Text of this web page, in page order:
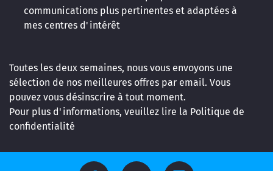
communications plus pertinentes et adaptées à
mes centres d'intérêt
Toutes les deux semaines, nous vous envoyons une
sélection de nos meilleures offres par email. Vous
pouvez vous désinscrire à tout moment.
Pour plus d'informations, veuillez lire la Politique de
confidentialité